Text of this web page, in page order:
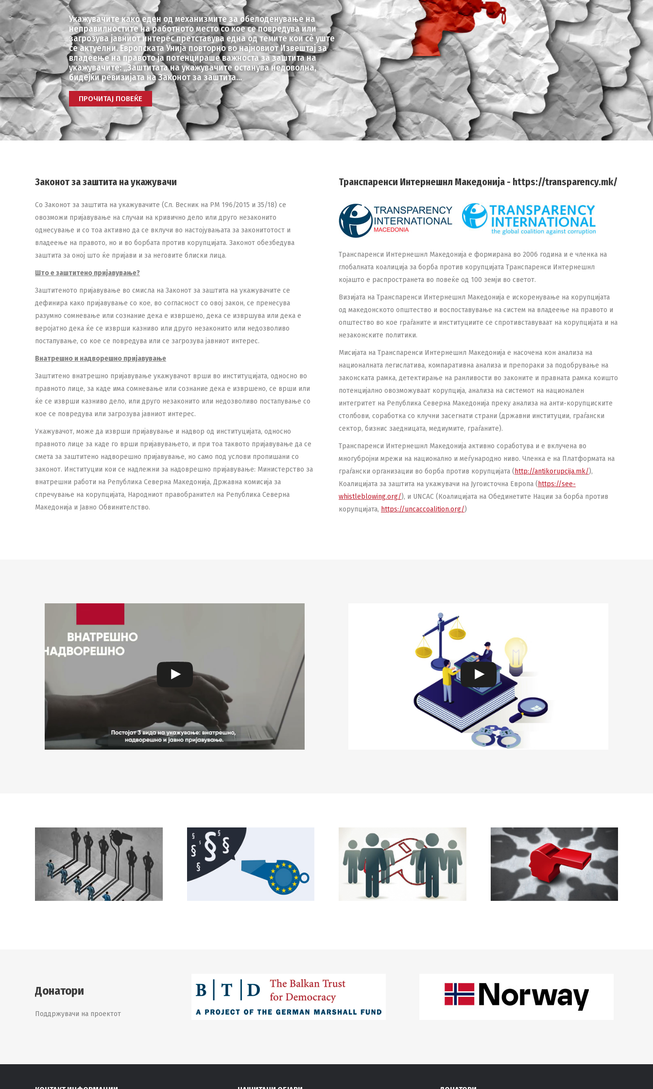
Укажувачите како еден од механизмите за обелоденување на
неправилностите на работното место со кое се повредува или
загрозува јавниот интерес претставува една од темите кои сè уште
се актуелни. Европската Унија повторно во најновиот Извештај за
владеење на правото ја потенцираше важноста за заштита на
укажувачите: „Заштитата на укажувачите останува недоволна,
бидејќи ревизијата на Законот за заштита...
ПРОЧИТАЈ ПОВЕЌЕ
Законот за заштита на укажувачи
Со Законот за заштита на укажувачите (Сл. Весник на РМ 196/2015 и 35/18) се
овозможи пријавување на случаи на кривично дело или друго незаконито
однесување и со тоа активно да се вклучи во настојувањата за законитотост и
владеење на правото, но и во борбата против корупцијата. Законот обезбедува
заштита за оној што ќе пријави и за неговите блиски лица.
Што е заштитено пријавување?
Заштитеното пријавување во смисла на Законот за заштита на укажувачите се
дефинира како пријавување со кое, во согласност со овој закон, се пренесува
разумно сомневање или сознание дека е извршено, дека се извршува или дека е
веројатно дека ќе се изврши казниво или друго незаконито или недозволиво
постапување, со кое се повредува или се загрозува јавниот интерес.
Внатрешно и надворешно пријавување
Заштитено внатрешно пријавување укажувачот врши во институцијата, односно во
правното лице, за каде има сомневање или сознание дека е извршено, се врши или
ќе се изврши казниво дело, или друго незаконито или недозволиво постапување со
кое се повредува или загрозува јавниот интерес.
Укажувачот, може да изврши пријавување и надвор од институцијата, односно
правното лице за каде го врши пријавувањето, и при тоа таквото пријавување да се
смета за заштитено надворешно пријавување, но само под услови пропишани со
законот. Институции кои се надлежни за надоврешно пријавување: Министерство за
внатрешни работи на Република Северна Македонија, Државна комисија за
спречување на корупцијата, Народниот правобранител на Република Северна
Македонија и Јавно Обвинителство.
Транспаренси Интернешнл Македонија - https://transparency.mk/
Транспаренси Интернешнл Македонија е формирана во 2006 година и е членка на
глобалната коалиција за борба против корупцијата Транспаренси Интернешнл
којашто е распространета во повеќе од 100 земји во светот.
Визијата на Транспаренси Интернешнл Македонија e искоренување на корупцијата
од македонското општество и воспоставување на систем на владеење на правото и
општество во кое граѓаните и институциите се спротивставуваат на корупцијата и на
незаконските политики.
Мисијата на Транспаренси Интернешнл Македонија е насочена кон aнализа на
националната легислатива, компаративна анализа и препораки за подобрување на
законската рамка, детектирање на ранливости во законите и правната рамка коишто
потенцијално овозможуваат корупција, анализа на системот на национален
интегритет на Република Северна Македонија преку анализа на анти-корупциските
столбови, соработка со клучни засегнати страни (државни институции, граѓански
сектор, бизнис заедницата, медиумите, граѓаните).
Транспаренси Интернешнл Македонија активно соработува и е вклучена во
многубројни мрежи на национално и меѓународно ниво. Членка е на Платформата на
граѓански организации во борба против корупцијата (http://antikorupcija.mk/),
Коалицијата за заштита на укажувачи на Југоисточна Европа (https://see-
whistleblowing.org/), и UNCAC (Коалицијата на Обединетите Нации за борба против
корупцијата, https://uncaccoalition.org/)
Донатори
Поддржувачи на проектот